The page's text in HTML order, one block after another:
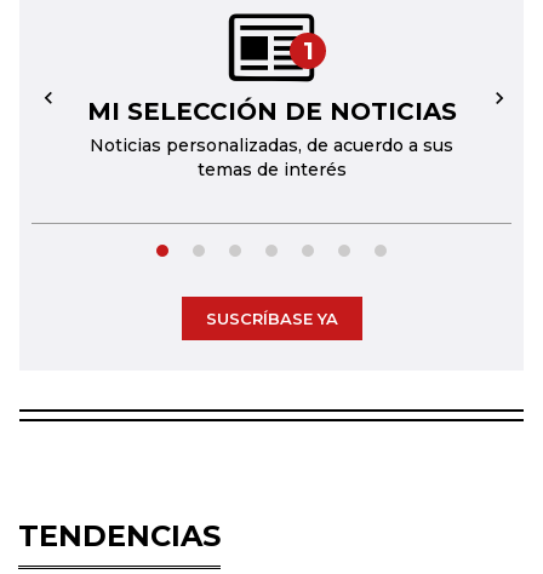
1
MI SELECCIÓN DE NOTICIAS
Noticias personalizadas, de acuerdo a sus
temas de interés
← →
SUSCRÍBASE YA
TENDENCIAS